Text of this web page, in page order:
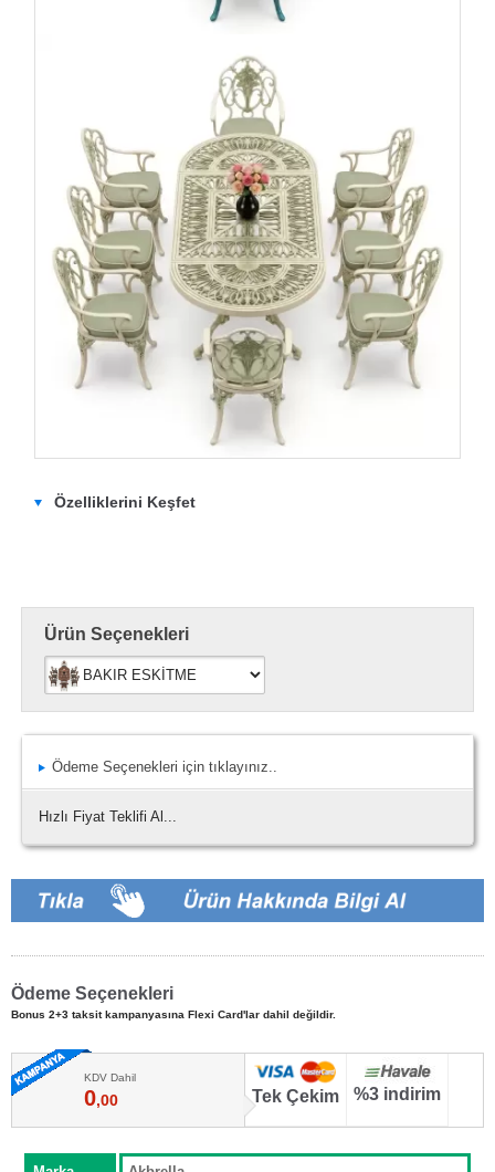
Özelliklerini Keşfet
Ürün Seçenekleri
Ödeme Seçenekleri için tıklayınız..
Hızlı Fiyat Teklifi Al...
Ödeme Seçenekleri
Bonus 2+3 taksit kampanyasına Flexi Card'lar dahil değildir.
KDV Dahil
0,00 Tek Çekim %3 indirim